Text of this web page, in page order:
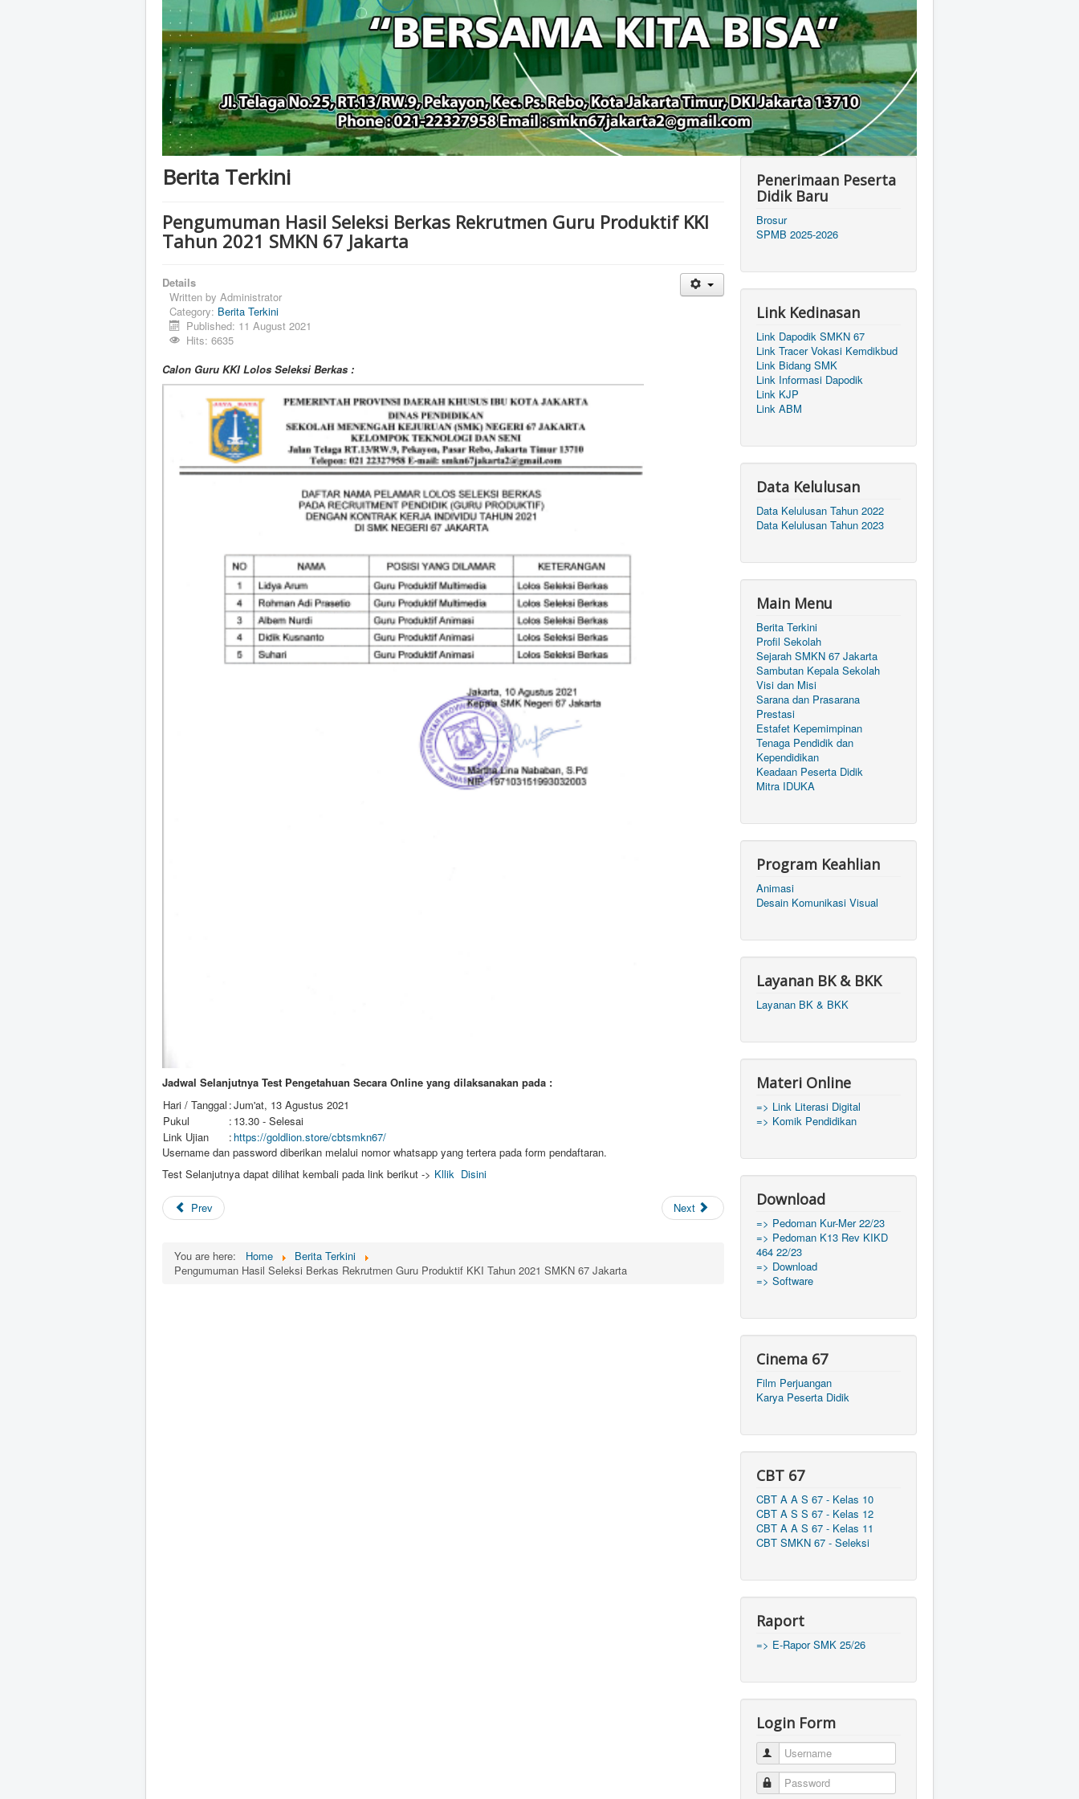
Berita Terkini
Pengumuman Hasil Seleksi Berkas Rekrutmen Guru Produktif KKI
Tahun 2021 SMKN 67 Jakarta
Details
Written by Administrator
Category: Berita Terkini
Published: 11 August 2021
Hits: 6635
Calon Guru KKI Lolos Seleksi Berkas :
Jadwal Selanjutnya Test Pengetahuan Secara Online yang dilaksanakan pada :
Hari / Tanggal :Jum'at, 13 Agustus 2021
Pukul
: 13.30 - Selesai
Link Ujian
: https://goldlion.store/cbtsmkn67/
Username dan password diberikan melalui nomor whatsapp yang tertera pada form pendaftaran.
Test Selanjutnya dapat dilihat kembali pada link berikut -> Kllik Disini
Prev Next
You are here: Home
Berita Terkini
Pengumuman Hasil Seleksi Berkas Rekrutmen Guru Produktif KKI Tahun 2021 SMKN 67 Jakarta
Penerimaan Peserta
Didik Baru
Brosur
SPMB 2025-2026
Link Kedinasan
Link Dapodik SMKN 67
Link Tracer Vokasi Kemdikbud
Link Bidang SMK
Link Informasi Dapodik
Link KJP
Link ABM
Data Kelulusan
Data Kelulusan Tahun 2022
Data Kelulusan Tahun 2023
Main Menu
Berita Terkini
Profil Sekolah
Sejarah SMKN 67 Jakarta
Sambutan Kepala Sekolah
Visi dan Misi
Sarana dan Prasarana
Prestasi
Estafet Kepemimpinan
Tenaga Pendidik dan
Kependidikan
Keadaan Peserta Didik
Mitra IDUKA
Program Keahlian
Animasi
Desain Komunikasi Visual
Layanan BK & BKK
Layanan BK & BKK
Materi Online
=> Link Literasi Digital
=> Komik Pendidikan
Download
=> Pedoman Kur-Mer 22/23
=> Pedoman K13 Rev KIKD
464 22/23
=> Download
=> Software
Cinema 67
Film Perjuangan
Karya Peserta Didik
CBT 67
CBT A A S 67 - Kelas 10
CBT A S S 67 - Kelas 12
CBT A A S 67 - Kelas 11
CBT SMKN 67 - Seleksi
Raport
=> E-Rapor SMK 25/26
Login Form
Username
Password